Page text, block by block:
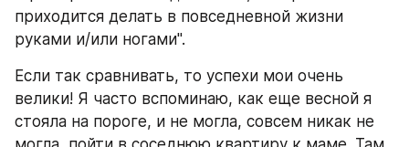
приходится делать в повседневной жизни
руками и/или ногами".
Если так сравнивать, то успехи мои очень
велики! Я часто вспоминаю, как еще весной я
стояла на пороге, и не могла, совсем никак не